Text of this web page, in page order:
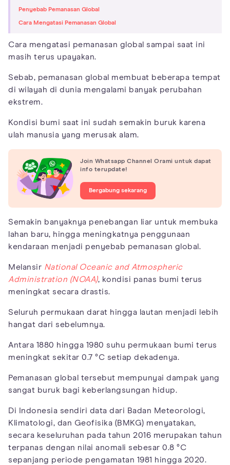
Penyebab Pemanasan Global
Cara Mengatasi Pemanasan Global
Cara mengatasi pemanasan global sampai saat ini
masih terus upayakan.
Sebab, pemanasan global membuat beberapa tempat
di wilayah di dunia mengalami banyak perubahan
ekstrem.
Kondisi bumi saat ini sudah semakin buruk karena
ulah manusia yang merusak alam.
Join Whatsapp Channel Orami untuk dapat
info terupdate!
Bergabung sekarang
Semakin banyaknya penebangan liar untuk membuka
lahan baru, hingga meningkatnya penggunaan
kendaraan menjadi penyebab pemanasan global.
Melansir National Oceanic and Atmospheric
Administration (NOAA), kondisi panas bumi terus
meningkat secara drastis.
Seluruh permukaan darat hingga lautan menjadi lebih
hangat dari sebelumnya.
Antara 1880 hingga 1980 suhu permukaan bumi terus
meningkat sekitar 0.7 °C setiap dekadenya.
Pemanasan global tersebut mempunyai dampak yang
sangat buruk bagi keberlangsungan hidup.
Di Indonesia sendiri data dari Badan Meteorologi,
Klimatologi, dan Geofisika (BMKG) menyatakan,
secara keseluruhan pada tahun 2016 merupakan tahun
terpanas dengan nilai anomali sebesar 0.8 °C
sepanjang periode pengamatan 1981 hingga 2020.